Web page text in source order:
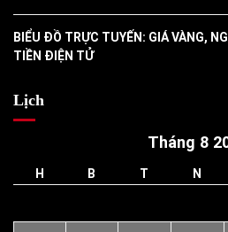
BIỂU ĐỒ TRỰC TUYẾN: GIÁ VÀNG,
TIỀN ĐIỆN TỬ
Lịch
Tháng 8
H B T N